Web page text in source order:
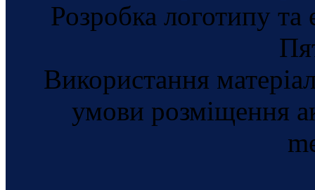
Розробка логотипу та
Використання
умови розміщення